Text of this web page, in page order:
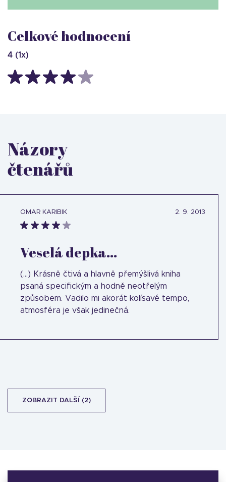
Celkové hodnocení
4 (1x)
Názory
čtenářů
OMAR KARIBIK 2. 9. 2013
Veselá depka...
(...) Krásně čtivá a hlavně přemýšlivá kniha
psaná specifickým a hodně neotřelým
způsobem. Vadilo mi akorát kolísavé tempo,
atmosféra je však jedinečná.
ZOBRAZIT DALŠÍ (2)